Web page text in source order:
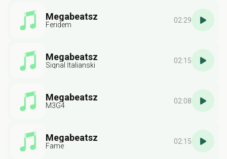
Megabeatsz
Feridem
02:29
Megabeatsz
Siqnal İtalianski
02:15
Megabeatsz
M3G4
02:08
Megabeatsz
Fame
02:15